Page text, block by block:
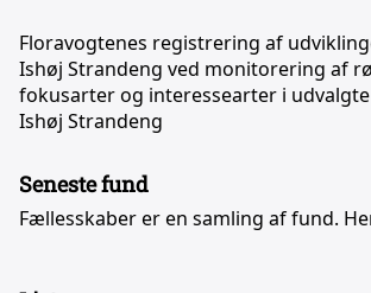
Floravogtenes registrering af
Ishøj Strandeng ved monitorering af
fokusarter og interessearter i
Ishøj Strandeng
Seneste fund
Fællesskaber er en samling af fund.